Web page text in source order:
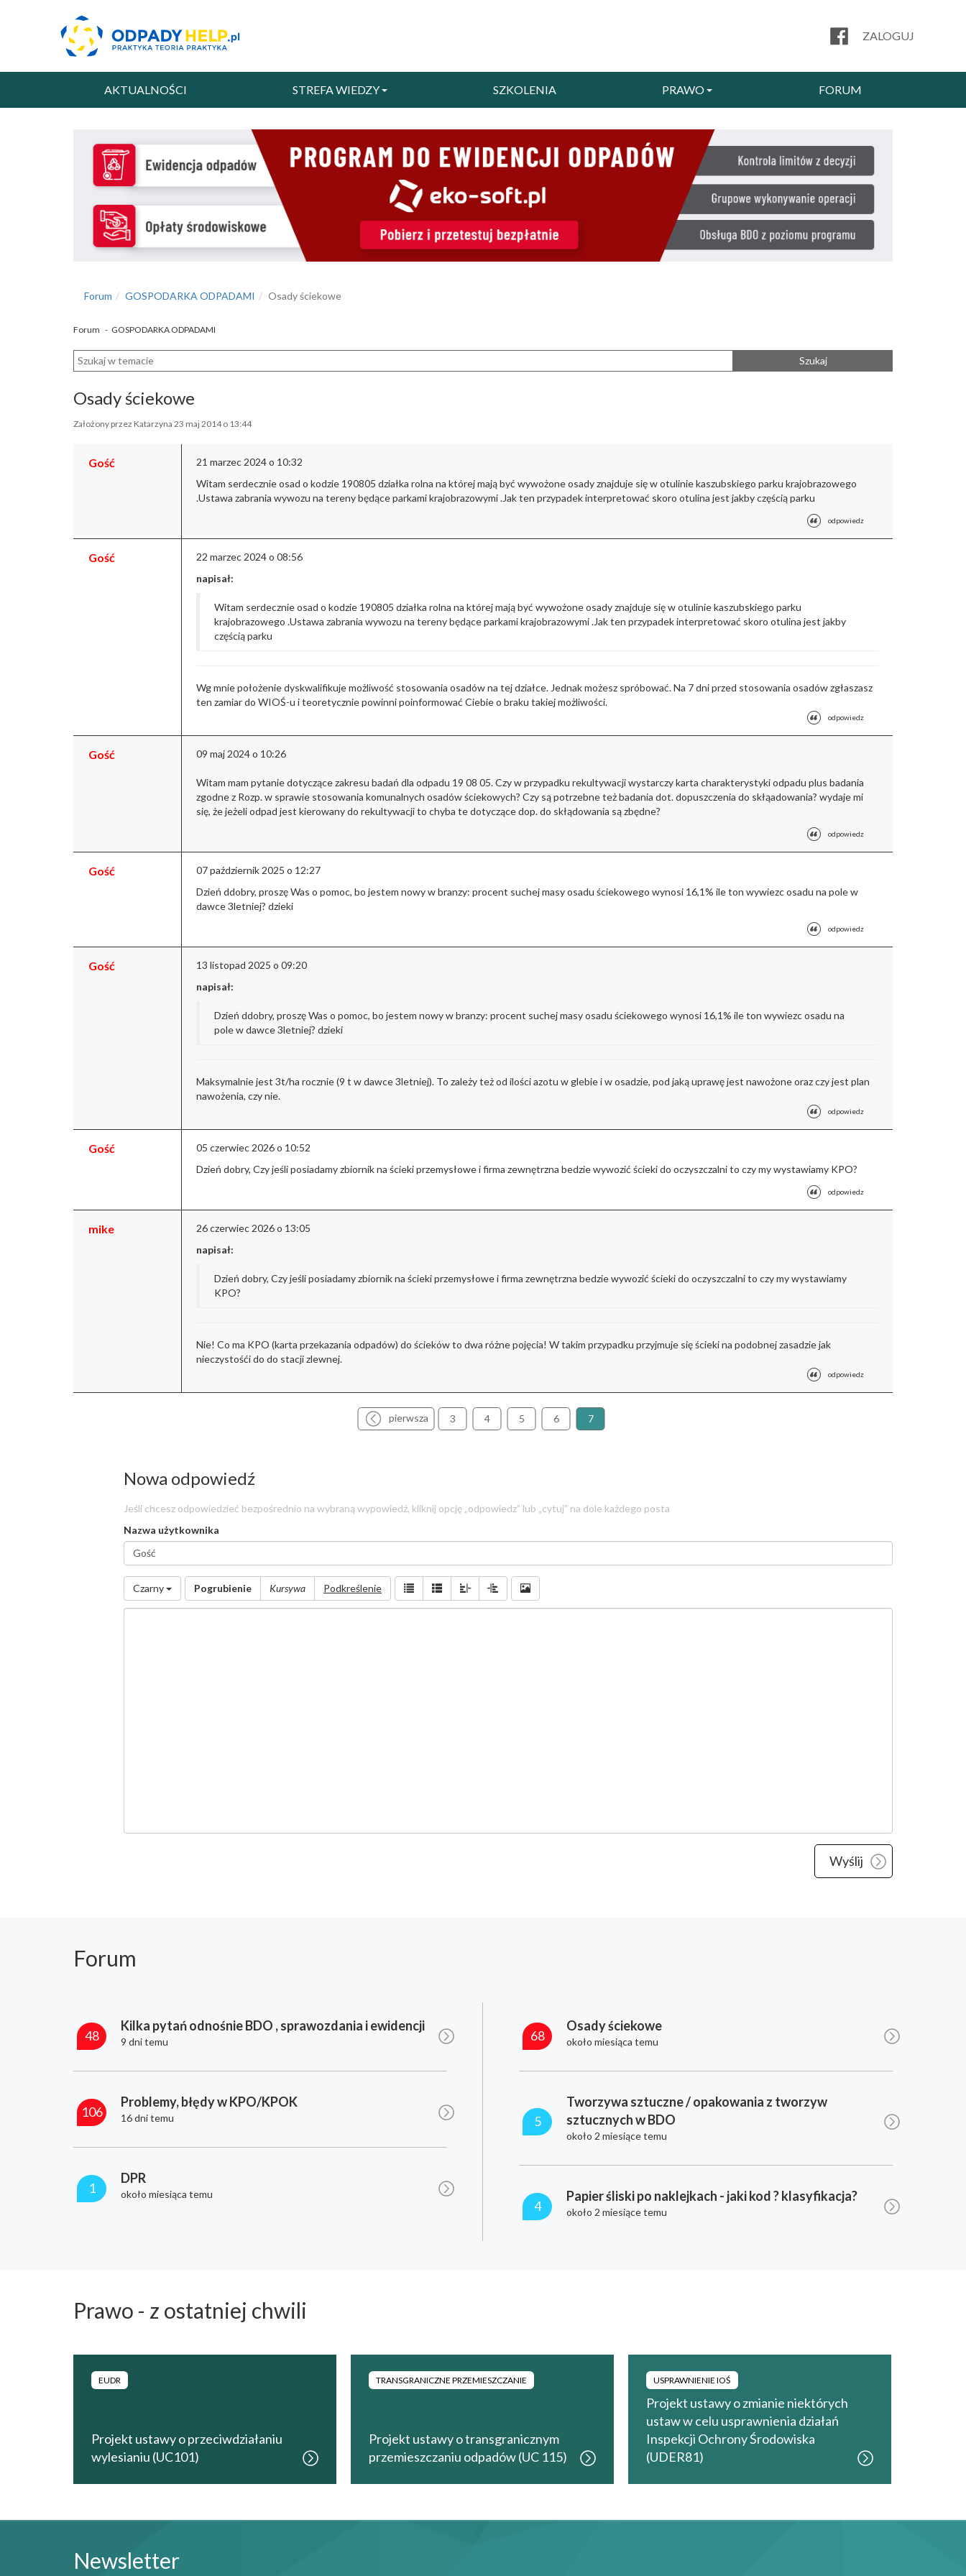
ZALOGUJ
AKTUALNOŚCI STREFA WIEDZY SZKOLENIA PRAWO FORUM
Forum GOSPODARKA ODPADAMI Osady ściekowe
Forum - GOSPODARKA ODPADAMI
Szukaj
Osady ściekowe
Założony przez Katarzyna 23 maj 2014 o 13:44
Gość
21 marzec 2024 o 10:32
Witam serdecznie osad o kodzie 190805 działka rolna na której mają być wywożone osady znajduje się w otulinie kaszubskiego parku krajobrazowego
.Ustawa zabrania wywozu na tereny będące parkami krajobrazowymi .Jak ten przypadek interpretować skoro otulina jest jakby częścią parku
odpowiedz
Gość
22 marzec 2024 o 08:56
napisał:
Witam serdecznie osad o kodzie 190805 działka rolna na której mają być wywożone osady znajduje się w otulinie kaszubskiego parku
krajobrazowego .Ustawa zabrania wywozu na tereny będące parkami krajobrazowymi .Jak ten przypadek interpretować skoro otulina jest jakby
częścią parku
Wg mnie położenie dyskwalifikuje możliwość stosowania osadów na tej działce. Jednak możesz spróbować. Na 7 dni przed stosowania osadów zgłaszasz
ten zamiar do WIOŚ-u i teoretycznie powinni poinformować Ciebie o braku takiej możliwości.
odpowiedz
Gość 09 maj 2024 o 10:26
Witam mam pytanie dotyczące zakresu badań dla odpadu 19 08 05. Czy w przypadku rekultywacji wystarczy karta charakterystyki odpadu plus badania
zgodne z Rozp. w sprawie stosowania komunalnych osadów ściekowych? Czy są potrzebne też badania dot. dopuszczenia do skłąadowania? wydaje mi
się, że jeżeli odpad jest kierowany do rekultywacji to chyba te dotyczące dop. do skłądowania są zbędne?
odpowiedz
Gość
07 październik 2025 o 12:27
Dzień ddobry, proszę Was o pomoc, bo jestem nowy w branzy: procent suchej masy osadu ściekowego wynosi 16,1% ile ton wywiezc osadu na pole w
dawce 3letniej? dzieki
odpowiedz
Gość
13 listopad 2025 o 09:20
napisał:
Dzień ddobry, proszę Was o pomoc, bo jestem nowy w branzy: procent suchej masy osadu ściekowego wynosi 16,1% ile ton wywiezc osadu na
pole w dawce 3letniej? dzieki
Maksymalnie jest 3t/ha rocznie (9 t w dawce 3letniej). To zależy też od ilości azotu w glebie i w osadzie, pod jaką uprawę jest nawożone oraz czy jest plan
nawożenia, czy nie.
odpowiedz
Gość
05 czerwiec 2026 o 10:52
Dzień dobry, Czy jeśli posiadamy zbiornik na ścieki przemysłowe i firma zewnętrzna bedzie wywozić ścieki do oczyszczalni to czy my wystawiamy KPO?
odpowiedz
mike
26 czerwiec 2026 o 13:05
napisał:
Dzień dobry, Czy jeśli posiadamy zbiornik na ścieki przemysłowe i firma zewnętrzna bedzie wywozić ścieki do oczyszczalni to czy my wystawiamy
KPO?
Nie! Co ma KPO (karta przekazania odpadów) do ścieków to dwa różne pojęcia! W takim przypadku przyjmuje się ścieki na podobnej zasadzie jak
nieczystośći do do stacji zlewnej.
odpowiedz
pierwsza 3 4 5 6 7
Nowa odpowiedź
Jeśli chcesz odpowiedzieć bezpośrednio na wybraną wypowiedź, kliknij opcję „odpowiedz” lub „cytuj” na dole każdego posta
Nazwa użytkownika
Nazwa
użytkownika
*
Wiadomość
Czarny Pogrubienie Kursywa Podkreślenie
Forum
48
Kilka pytań odnośnie BDO , sprawozdania i ewidencji
9 dni temu
106
Problemy, błędy w KPO/KPOK
16 dni temu
1
DPR
około miesiąca temu
68
Osady ściekowe
około miesiąca temu
5
Tworzywa sztuczne / opakowania z tworzyw
sztucznych w BDO
około 2 miesiące temu
4
Papier śliski po naklejkach - jaki kod ? klasyfikacja?
około 2 miesiące temu
Prawo - z ostatniej chwili
EUDR
Projekt ustawy o przeciwdziałaniu
wylesianiu (UC101)
TRANSGRANICZNE PRZEMIESZCZANIE
Projekt ustawy o transgranicznym
przemieszczaniu odpadów (UC 115)
USPRAWNIENIE IOŚ
Projekt ustawy o zmianie niektórych
ustaw w celu usprawnienia działań
Inspekcji Ochrony Środowiska
(UDER81)
Newsletter